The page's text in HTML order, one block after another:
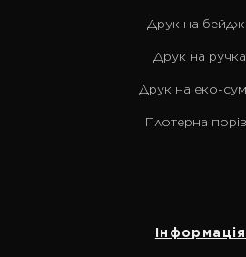
Друк на
Друк на
Друк на еко-
Плотерна